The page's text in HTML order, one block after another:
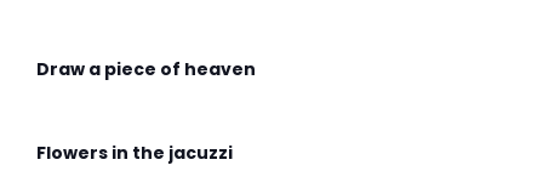
Draw a piece of heaven
Flowers in the jacuzzi